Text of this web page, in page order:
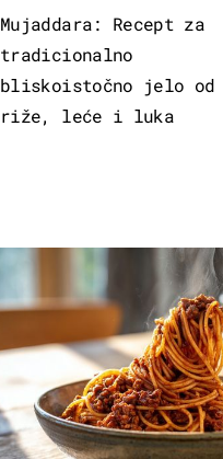
Mujaddara: Recept za
tradicionalno
bliskoistočno jelo od
riže, leće i luka